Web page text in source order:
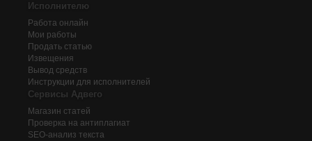
Исполнителю
Работа онлайн
Мои работы
Продать статью
Извещения
Вывод средств
Инструкции для исполнителей
Сервисы Адвего
Магазин статей
Проверка на антиплагиат
SEO-анализ текста